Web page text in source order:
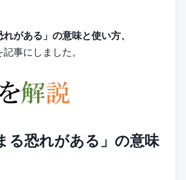
れがある」の意味と使い方、
事にしました。
る恐れがある」の意味